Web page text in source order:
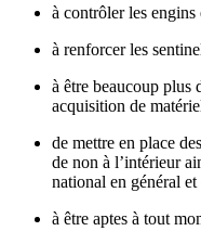
à contrôler les engins
à renforcer les
à être beaucoup plus
acquisition de
de mettre en place
de non à l’intérieur
national en général
à être aptes à tout